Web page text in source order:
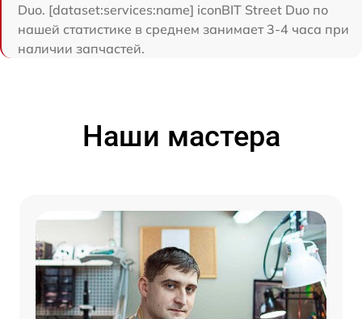
Duo. [dataset:services:name] iconBIT Street Duo по
нашей статистике в среднем занимает 3-4 часа при
наличии запчастей.
Наши мастера